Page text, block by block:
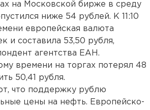
на Московской бирже в среду
ниже 54 рублей. К 11:10
европейская валюта
и составила 53,50 рубля,
агентства ЕАН.
времени на торгах потерял 48
50,41 рубля.
что поддержку рублю
цены на нефть. Европейско-